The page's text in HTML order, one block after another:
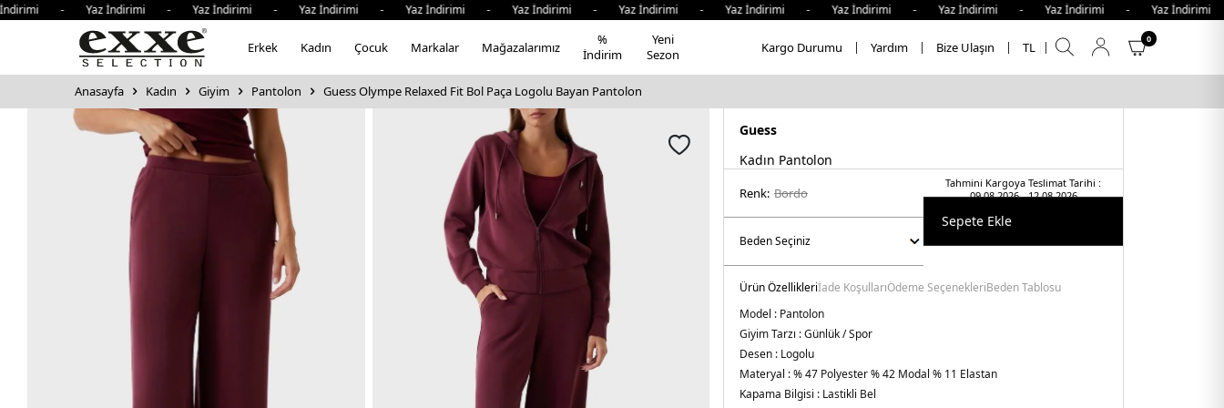
- Yaz İndirimi - Yaz İndirimi - Yaz İndirimi - Yaz İndirimi - Yaz İndirimi - Yaz İndirimi - Yaz İndirimi - Yaz İndirimi - Yaz İndirimi - Yaz İndirimi - Yaz
Erkek Kadın Çocuk Markalar Mağazalarımız
%
İndirim
Yeni
Sezon
Kargo Durumu Yardım Bize Ulaşın TL
0
Anasayfa Kadın Giyim Pantolon Guess Olympe Relaxed Fit Bol Paça Logolu Bayan Pantolon
Guess
Kadın Pantolon
Tahmini Kargoya Teslimat Tarihi :
09.08.2026 - 12.08.2026
Renk: bordo
Sepete Ekle
Ürün Özellikleriİade KoşullarıÖdeme SeçenekleriBeden Tablosu
Model : Pantolon
Giyim Tarzı :Günlük / Spor
Desen : Logolu
Materyal :% 47 Polyester % 42 Modal % 11 Elastan
Kapama Bilgisi : Lastikli Bel